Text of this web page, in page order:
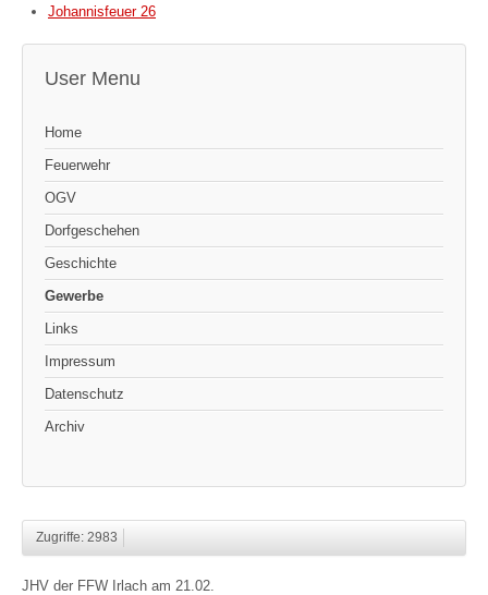
Johannisfeuer 26
User Menu
Home
Feuerwehr
OGV
Dorfgeschehen
Geschichte
Gewerbe
Links
Impressum
Datenschutz
Archiv
Zugriffe: 2983
JHV der FFW Irlach am 21.02.